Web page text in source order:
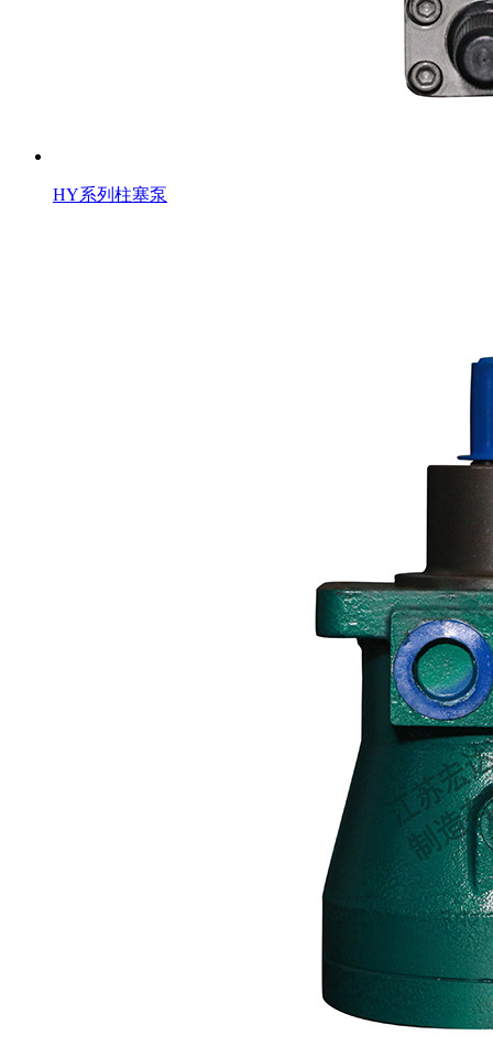
HY系列柱塞泵